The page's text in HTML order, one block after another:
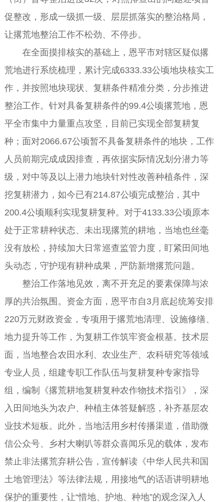
促整改，形成一级抓一级、层层抓落实的整治格局，
让撂荒地整治工作不松劲、不停步。
在全面摸排核实的基础上，恩平市对辖区疑似撂
荒地进行系统梳理，累计完成6333.33公顷地块核实工
作，并按照地块现状、复耕条件精准分类，分步推进
整治工作。针对具备复耕条件的99.4公顷撂荒地，恩
平全市集中力量重点攻坚，目前已实现全部复耕复
种；面对2066.67公顷暂不具备复耕条件的地块，工作
人员前期完成成因排查，再依据实际情况划分潜力等
级，对中等及以上潜力地块针对性改善种植条件，深
挖复耕潜力，如今已有214.87公顷完成整治，其中
200.4公顷顺利实现复耕复种。对于4133.33公顷原本
处于正常耕种状态、未出现撂荒的耕地，当地也丝毫
没有放松，持续加大日常巡查监管力度，盯紧田间地
头动态，守护现有耕种成果，严防新增撂荒问题。
整治工作落地见效，离不开充足的要素保障与浓
厚的共治氛围。资金方面，恩平市自3月底起统筹安排
220万元财政资金，专项用于撂荒地清理、设施修缮、
地力提升等工作，为复耕工作筑牢资金根基。技术层
面，当地整合农田水利、农业生产、农科研究等领域
专业人员，组建专职工作队伍与复耕复种专家指导
组，编制《撂荒耕地复耕复种农作物技术指引》，深
入田间地头为农户、种植主体答疑解惑，补齐基层农
业技术短板。此外，当地活用乡村传播渠道，借助微
信公众号、乡村大喇叭等群众喜闻乐见的载体，发布
禁止非法撂荒弃耕公告，宣传解读《中华人民共和国
土地管理法》等法律法规，用接地气的话语讲明耕地
保护的重要性，让“惜地、护地、种地”的观念深入人